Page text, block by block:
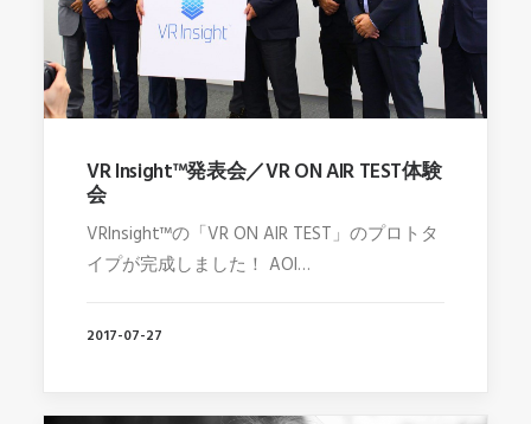
VR Insight™発表会／VR ON AIR TEST体験
会
VRInsight™の「VR ON AIR TEST」のプロトタ
イプが完成しました！ AOI…
2017-07-27